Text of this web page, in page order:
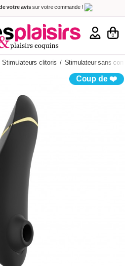
votre avissur votre commande !
2,90 € ! (Offerte dès 69,00€ d'achat)
0
Stimulateurs clitoris / Stimulateur sans
Coup de ❤️